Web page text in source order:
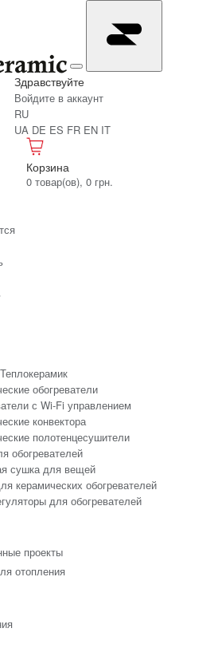
Здравствуйте
Войдите в аккаунт
RU
UA DE ES FR EN IT
Корзина
0 товар(ов), 0 грн.
обогреватели
с Wi-Fi управлением
конвектора
полотенцесушители
обогревателей
сушка для вещей
керамических обогревателей
для обогревателей
проекты
отопления